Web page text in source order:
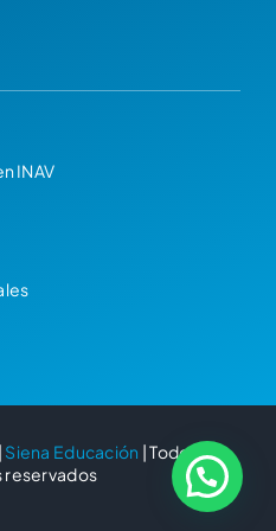
INAV
Siena Educación | Todos los
reservados